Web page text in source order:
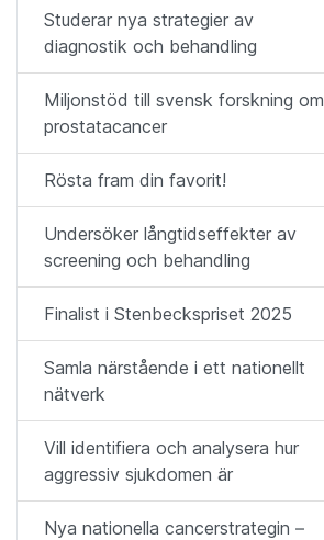
Studerar nya strategier av
diagnostik och behandling
Miljonstöd till svensk forskning om
prostatacancer
Rösta fram din favorit!
Undersöker långtidseffekter av
screening och behandling
Finalist i Stenbeckspriset 2025
Samla närstående i ett nationellt
nätverk
Vill identifiera och analysera hur
aggressiv sjukdomen är
Nya nationella cancerstrategin –